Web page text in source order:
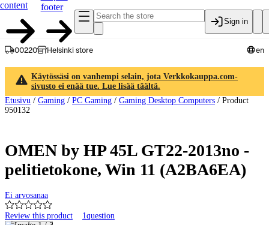
content
footer
Sign in
00220 Helsinki store en
Käytössäsi on vanhempi selain, jota Verkkokauppa.com-
sivusto ei enää tue. Lue lisää täältä.
Etusivu / Gaming / PC Gaming / Gaming Desktop Computers / Product
950132
OMEN by HP 45L GT22-2013no -
pelitietokone, Win 11 (A2BA6EA)
Ei arvosanaa
Review this product 1question